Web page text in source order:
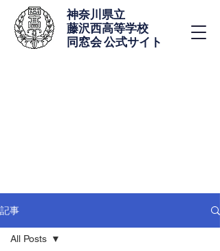
神奈川県立
藤沢西高等学校
同窓会 公式サイト
記事
All Posts